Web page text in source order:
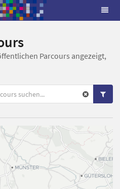
Parcours angezeigt,